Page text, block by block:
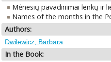
Mėnesių pavadinimai lenkų ir
Names of the months in the
Authors:
Dwilewicz, Barbara
In the Book: